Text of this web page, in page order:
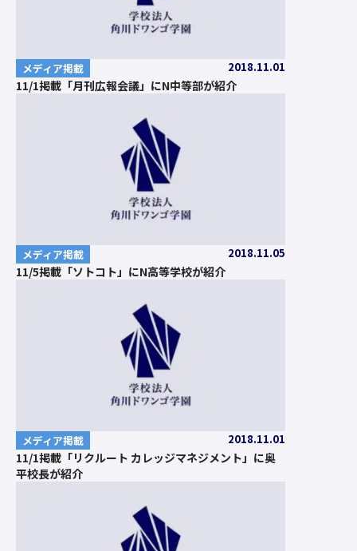
メディア掲載 2018.11.01
11/1掲載「月刊広報会議」にN中等部が紹介
メディア掲載 2018.11.05
11/5掲載「ソトコト」にN高等学校が紹介
メディア掲載 2018.11.01
11/1掲載「リクルート カレッジマネジメント」に奥
平校長が紹介